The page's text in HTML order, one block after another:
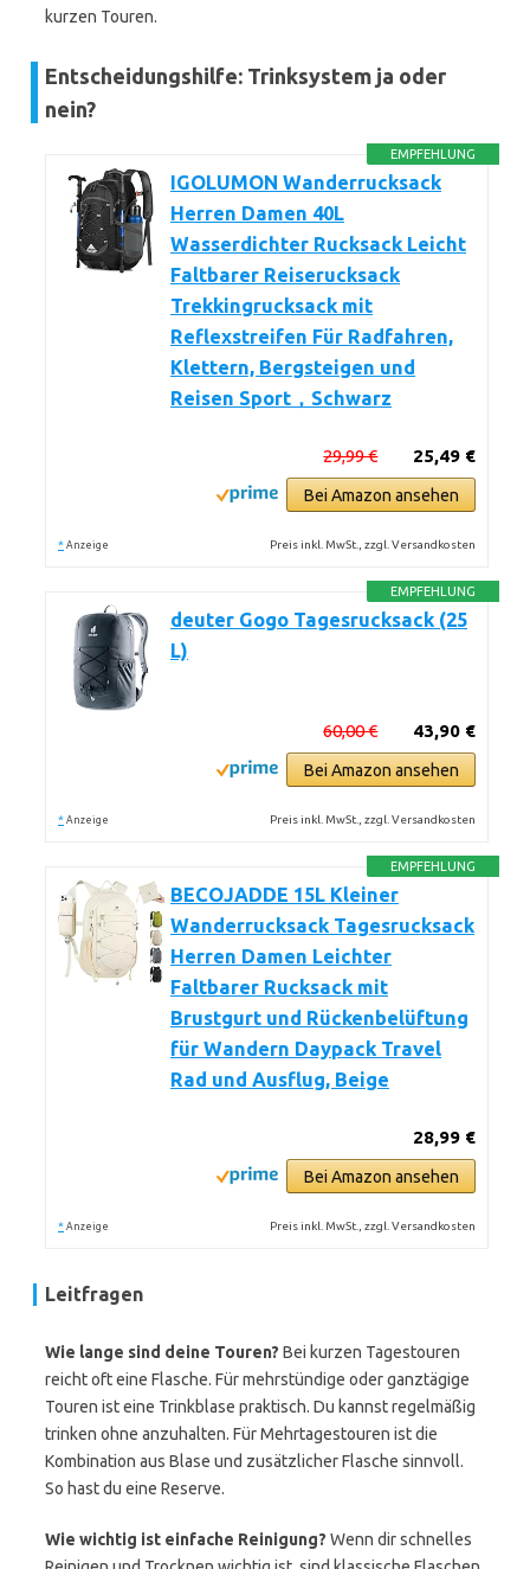
kurzen Touren.
Entscheidungshilfe: Trinksystem ja oder
nein?
EMPFEHLUNG
IGOLUMON Wanderrucksack
Herren Damen 40L
Wasserdichter Rucksack Leicht
Faltbarer Reiserucksack
Trekkingrucksack mit
Reflexstreifen Für Radfahren,
Klettern, Bergsteigen und
Reisen Sport，Schwarz
25,49 €
29,99 €
Bei Amazon ansehen
* Anzeige Preis inkl. MwSt., zzgl. Versandkosten
EMPFEHLUNG
deuter Gogo Tagesrucksack (25
L)
43,90 €
60,00 €
Bei Amazon ansehen
* Anzeige Preis inkl. MwSt., zzgl. Versandkosten
EMPFEHLUNG
BECOJADDE 15L Kleiner
Wanderrucksack Tagesrucksack
Herren Damen Leichter
Faltbarer Rucksack mit
Brustgurt und Rückenbelüftung
für Wandern Daypack Travel
Rad und Ausflug, Beige
28,99 €
Bei Amazon ansehen
* Anzeige Preis inkl. MwSt., zzgl. Versandkosten
Leitfragen
Wie lange sind deine Touren? Bei kurzen Tagestouren
reicht oft eine Flasche. Für mehrstündige oder ganztägige
Touren ist eine Trinkblase praktisch. Du kannst regelmäßig
trinken ohne anzuhalten. Für Mehrtagestouren ist die
Kombination aus Blase und zusätzlicher Flasche sinnvoll.
So hast du eine Reserve.
Wie wichtig ist einfache Reinigung? Wenn dir schnelles